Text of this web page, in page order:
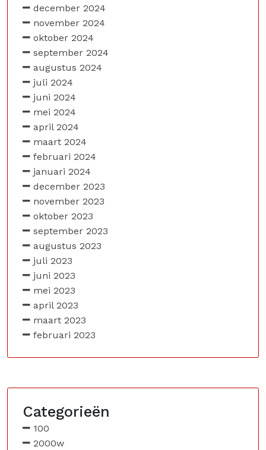
december 2024
november 2024
oktober 2024
september 2024
augustus 2024
juli 2024
juni 2024
mei 2024
april 2024
maart 2024
februari 2024
januari 2024
december 2023
november 2023
oktober 2023
september 2023
augustus 2023
juli 2023
juni 2023
mei 2023
april 2023
maart 2023
februari 2023
Categorieën
100
2000w